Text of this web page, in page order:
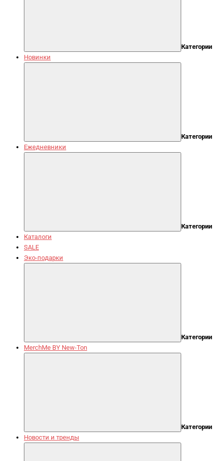
Категории
Новинки
Категории
Ежедневники
Категории
Каталоги
SALE
Эко-подарки
Категории
MerchMe BY New-Ton
Категории
Новости и тренды